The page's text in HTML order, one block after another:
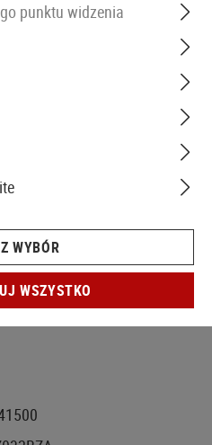
Gun
punktu widzenia
WYBÓR
WSZYSTKO